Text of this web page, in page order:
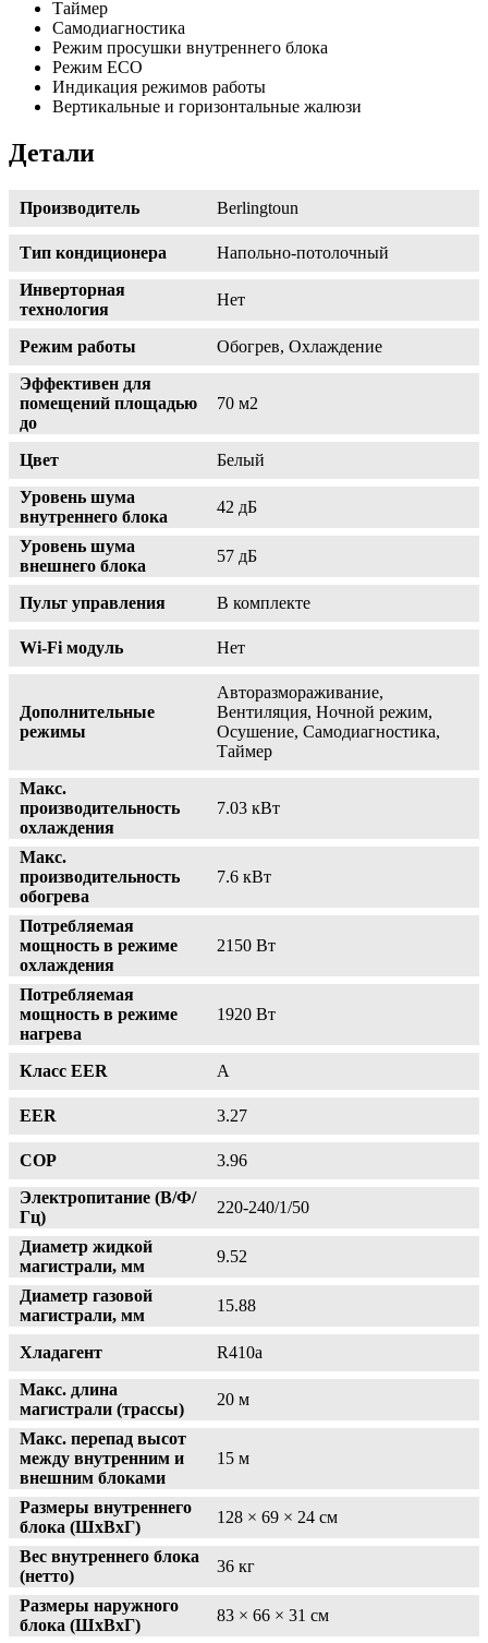
Таймер
Самодиагностика
Режим просушки внутреннего блока
Режим ECO
Индикация режимов работы
Вертикальные и горизонтальные жалюзи
Детали
Производитель Berlingtoun
Тип кондиционера
Напольно-потолочный
Инверторная
технология
Нет
Режим работы
Обогрев, Охлаждение
Эффективен для
помещений площадью
до
70 м2
Цвет
Белый
Уровень шума
внутреннего блока
42 дБ
Уровень шума
внешнего блока
57 дБ
Пульт управления В комплекте
Wi-Fi модуль Нет
Дополнительные
режимы
Авторазмораживание,
Вентиляция, Ночной режим,
Осушение, Самодиагностика,
Таймер
Макс.
производительность
охлаждения
7.03 кВт
Макс.
производительность
обогрева
7.6 кВт
Потребляемая
мощность в режиме
охлаждения
2150 Вт
Потребляемая
мощность в режиме
нагрева
1920 Вт
Класс EER A
EER 3.27
COP
3.96
Электропитание (В/Ф/
Гц)
220-240/1/50
Диаметр жидкой
магистрали, мм
9.52
Диаметр газовой
магистрали, мм
15.88
Хладагент
R410a
Макс. длина
магистрали (трассы)
20 м
Макс. перепад высот
между внутренним и
внешним блоками
15 м
Размеры внутреннего
блока (ШxВxГ)
128 × 69 × 24 см
Вес внутреннего блока
(нетто)
36 кг
Размеры наружного
блока (ШxВxГ)
83 × 66 × 31 см